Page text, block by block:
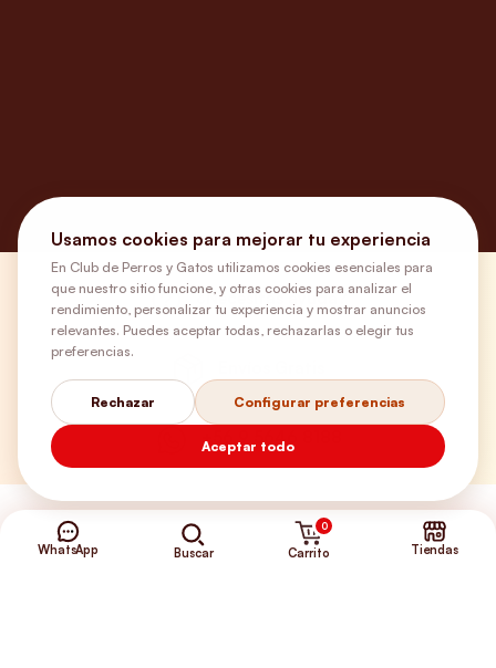
¿Necesitas ayuda?
+56 9 5646 8188
WhatsApp Buscar
0
Carrito Tiendas
Usamos cookies para mejorar tu experiencia
En Club de Perros y Gatos utilizamos cookies esenciales para
que nuestro sitio funcione, y otras cookies para analizar el
rendimiento, personalizar tu experiencia y mostrar anuncios
relevantes. Puedes aceptar todas, rechazarlas o elegir tus
preferencias.
Rechazar Configurar preferencias
Aceptar todo